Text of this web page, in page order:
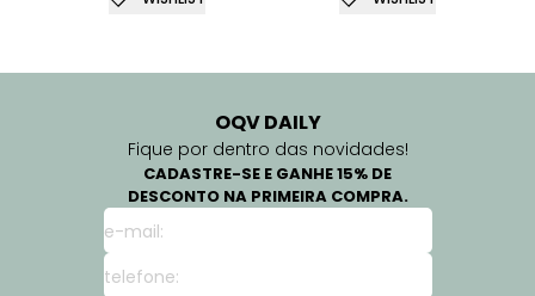
OQV DAILY
Fique por dentro das novidades!
CADASTRE-SE E GANHE 15% DE
DESCONTO NA PRIMEIRA COMPRA.